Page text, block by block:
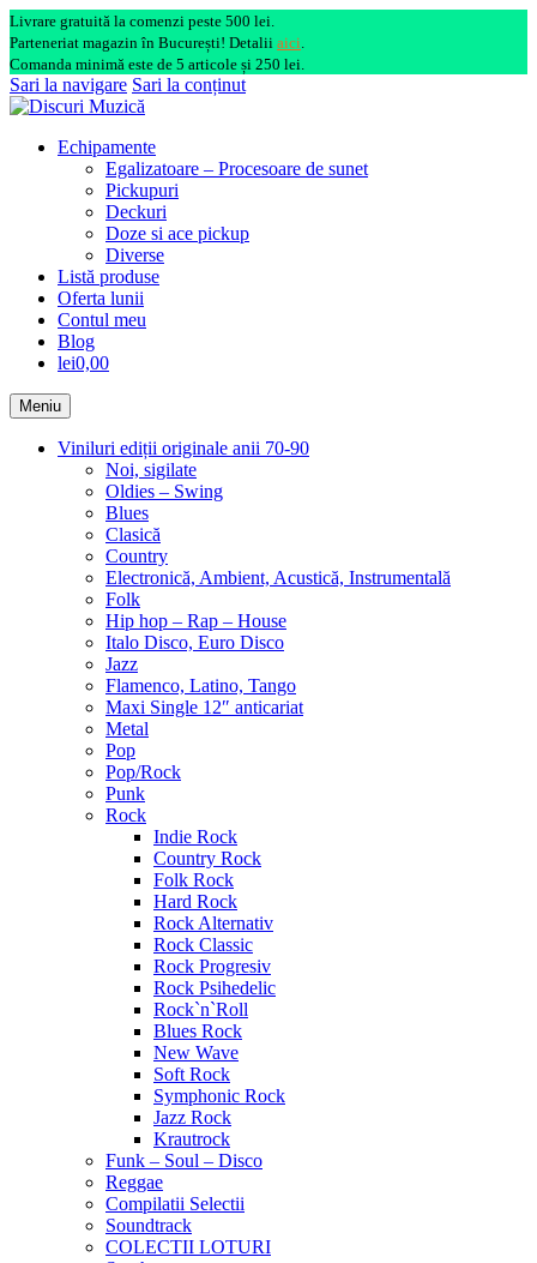
Livrare gratuită la comenzi peste 500 lei.
Parteneriat magazin în București! Detalii aici.
Comanda minimă este de 5 articole și 250 lei.
Sari la navigare Sari la conținut
Echipamente
Egalizatoare – Procesoare de sunet
Pickupuri
Deckuri
Doze si ace pickup
Diverse
Listă produse
Oferta lunii
Contul meu
Blog
lei0,00
Meniu
Viniluri ediții originale anii 70-90
Noi, sigilate
Oldies – Swing
Blues
Clasică
Country
Electronică, Ambient, Acustică, Instrumentală
Folk
Hip hop – Rap – House
Italo Disco, Euro Disco
Jazz
Flamenco, Latino, Tango
Maxi Single 12″ anticariat
Metal
Pop
Pop/Rock
Punk
Rock
Indie Rock
Country Rock
Folk Rock
Hard Rock
Rock Alternativ
Rock Classic
Rock Progresiv
Rock Psihedelic
Rock`n`Roll
Blues Rock
New Wave
Soft Rock
Symphonic Rock
Jazz Rock
Krautrock
Funk – Soul – Disco
Reggae
Compilatii Selectii
Soundtrack
COLECTII LOTURI